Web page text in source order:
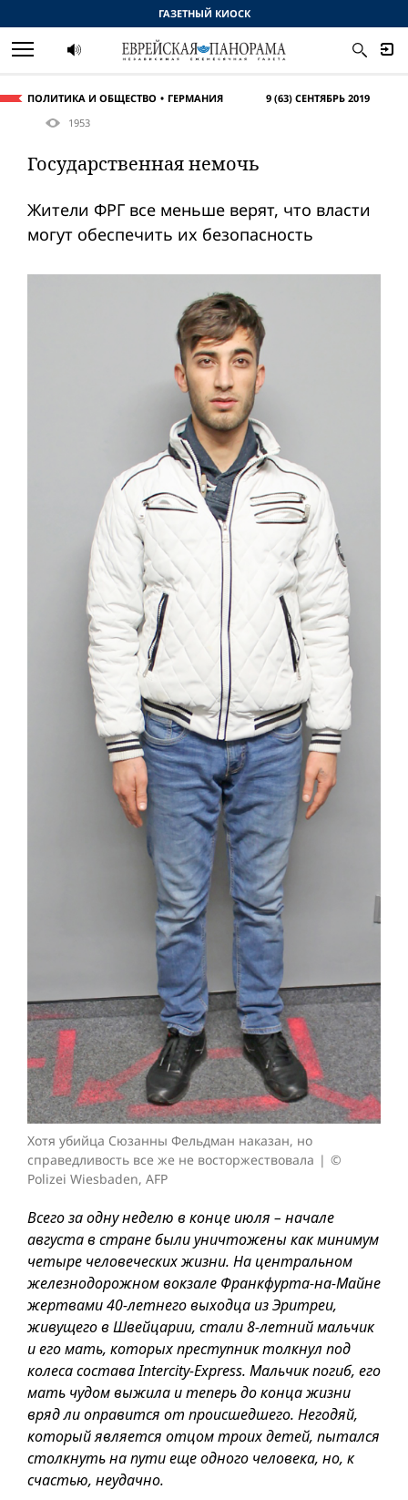
ПОЛИТИКА И ОБЩЕСТВО ГЕРМАНИЯ
9 (63) СЕНТЯБРЬ 2019
1953
Государственная немочь
Жители ФРГ все меньше верят, что власти
могут обеспечить их безопасность
Хотя убийца Сюзанны Фельдман наказан, но
справедливость все же не восторжествовала
©
Polizei Wiesbaden, AFP
Всего за одну неделю в конце июля – начале
августа в стране были уничтожены как минимум
четыре человеческих жизни. На центральном
железнодорожном вокзале Франкфурта-на-Майне
жертвами 40-летнего выходца из Эритреи,
живущего в Швейцарии, стали 8-летний мальчик
и его мать, которых преступник толкнул под
колеса состава Intercity-Express. Мальчик погиб, его
мать чудом выжила и теперь до конца жизни
вряд ли оправится от происшедшего. Негодяй,
который является отцом троих детей, пытался
столкнуть на пути еще одного человека, но, к
счастью, неудачно.
ГАЗЕТНЫЙ КИОСК